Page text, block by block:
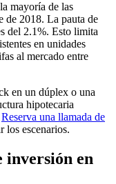
mayoría de las
de 2018. La pauta de
del 2.1%. Esto limita
en unidades
al mercado entre
en un dúplex o una
hipotecaria
Reserva una llamada de
los escenarios.
inversión en